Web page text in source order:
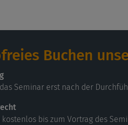
Buchen
Seminar erst nach der
kostenlos bis zum Vortrag des